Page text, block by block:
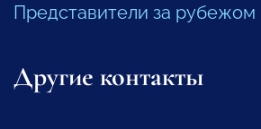
Представители за рубежом
Другие контакты